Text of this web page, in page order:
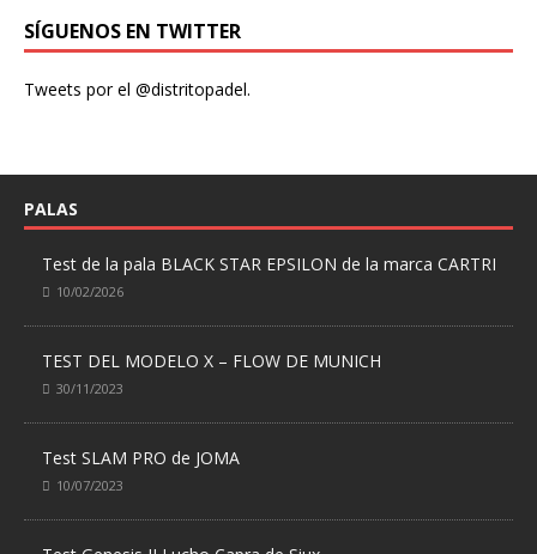
SÍGUENOS EN TWITTER
Tweets por el @distritopadel.
PALAS
Test de la pala BLACK STAR EPSILON de la marca CARTRI
10/02/2026
TEST DEL MODELO X – FLOW DE MUNICH
30/11/2023
Test SLAM PRO de JOMA
10/07/2023